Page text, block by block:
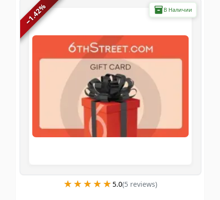
В Наличии
−
1.42
%
★★★★★
★★★★★5.0(5 reviews)